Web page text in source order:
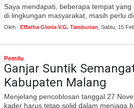
Saya mendapati, beberapa tempat
di lingkungan masyarakat, masih perlu
Oleh : Effatha Gloria V.G. Tamburian , Sabtu, 15
Pemilu
Ganjar Suntik
Kabupaten Malang
Menjelang pencoblosan tanggal 27
kader harus tetap solid dalam menjaga